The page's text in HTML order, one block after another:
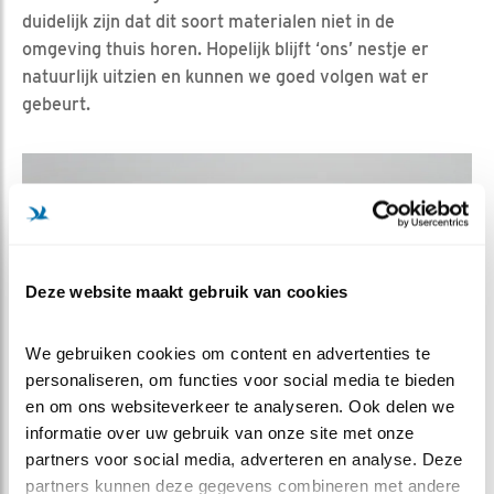
Deze website maakt gebruik van cookies
We gebruiken cookies om content en advertenties te
personaliseren, om functies voor social media te bieden
en om ons websiteverkeer te analyseren. Ook delen we
informatie over uw gebruik van onze site met onze
partners voor social media, adverteren en analyse. Deze
partners kunnen deze gegevens combineren met andere
duidelijk zijn dat dit soort materialen niet in de
omgeving thuis horen. Hopelijk blijft ‘ons’ nestje er
natuurlijk uitzien en kunnen we goed volgen wat er
gebeurt.